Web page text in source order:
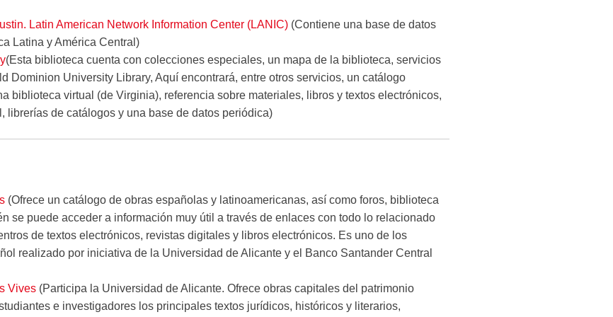
Latin American Network Information Center (LANIC) (Contiene una base de datos
Latina y América Central)
(Esta biblioteca cuenta con colecciones especiales, un mapa de la biblioteca, servicios
Dominion University Library, Aquí encontrará, entre otros servicios, un catálogo
biblioteca virtual (de Virginia), referencia sobre materiales, libros y textos electrónicos,
librerías de catálogos y una base de datos periódica)
(Ofrece un catálogo de obras españolas y latinoamericanas, así como foros, biblioteca
se puede acceder a información muy útil a través de enlaces con todo lo relacionado
de textos electrónicos, revistas digitales y libros electrónicos. Es uno de los
realizado por iniciativa de la Universidad de Alicante y el Banco Santander Central
Vives (Participa la Universidad de Alicante. Ofrece obras capitales del patrimonio
e investigadores los principales textos jurídicos, históricos y literarios,